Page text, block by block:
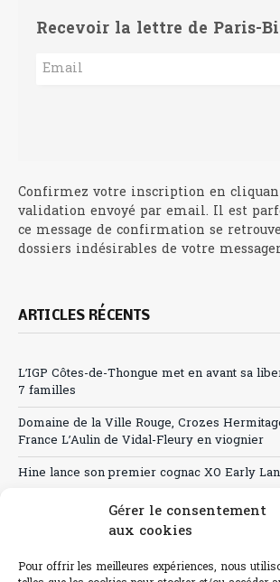
Gérer le consentement
aux cookies
Pour offrir les meilleures expériences, nous
Recevoir la lettre de Paris-
Confirmez votre inscription en
validation envoyé par email. Il est
ce message de confirmation se
dossiers indésirables de votre
ARTICLES RÉCENTS
L’IGP Côtes-de-Thongue met en avant sa
7 familles
Domaine de la Ville Rouge, Crozes
France L’Aulin de Vidal-Fleury en viognier
Hine lance son premier cognac XO Early
Canicule : A quand le CHR à « l’heure
Sélection de rosés 2026